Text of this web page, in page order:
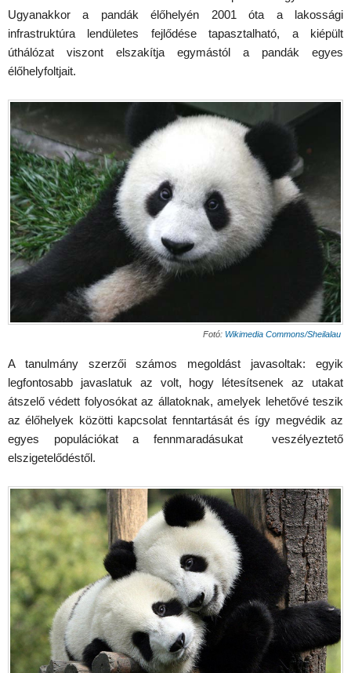
Ugyanakkor a pandák élőhelyén 2001 óta a lakossági
infrastruktúra lendületes fejlődése tapasztalható, a kiépült
úthálózat viszont elszakítja egymástól a pandák egyes
élőhelyfoltjait.
Fotó: Wikimedia Commons/Sheilalau
A tanulmány szerzői számos megoldást javasoltak: egyik
legfontosabb javaslatuk az volt, hogy létesítsenek az utakat
átszelő védett folyosókat az állatoknak, amelyek lehetővé teszik
az élőhelyek közötti kapcsolat fenntartását és így megvédik az
egyes populációkat a fennmaradásukat veszélyeztető
elszigetelődéstől.